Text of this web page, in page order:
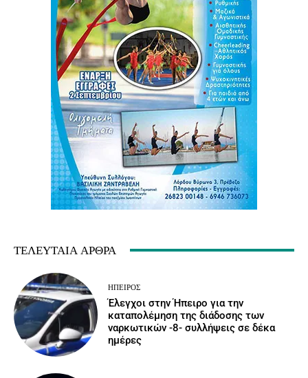
ΤΕΛΕΥΤΑΊΑ ΆΡΘΡΑ
ΉΠΕΙΡΟΣ
Έλεγχοι στην Ήπειρο για την
καταπολέμηση της διάδοσης των
ναρκωτικών -8- συλλήψεις σε δέκα
ημέρες